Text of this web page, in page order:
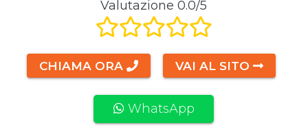
Valutazione 0.0/5
CHIAMA ORA VAI AL SITO
WhatsApp